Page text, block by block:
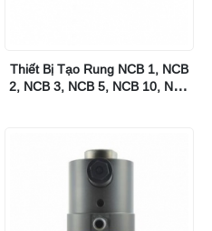
Thiết Bị Tạo Rung NCB 1, NCB
2, NCB 3, NCB 5, NCB 10, NCB